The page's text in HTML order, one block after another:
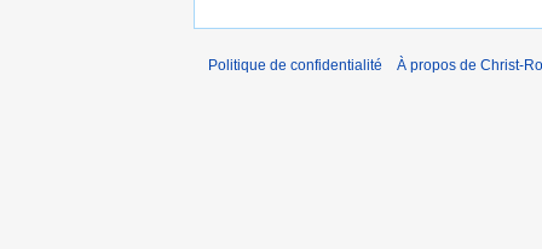
Politique de confidentialité À propos de Christ-